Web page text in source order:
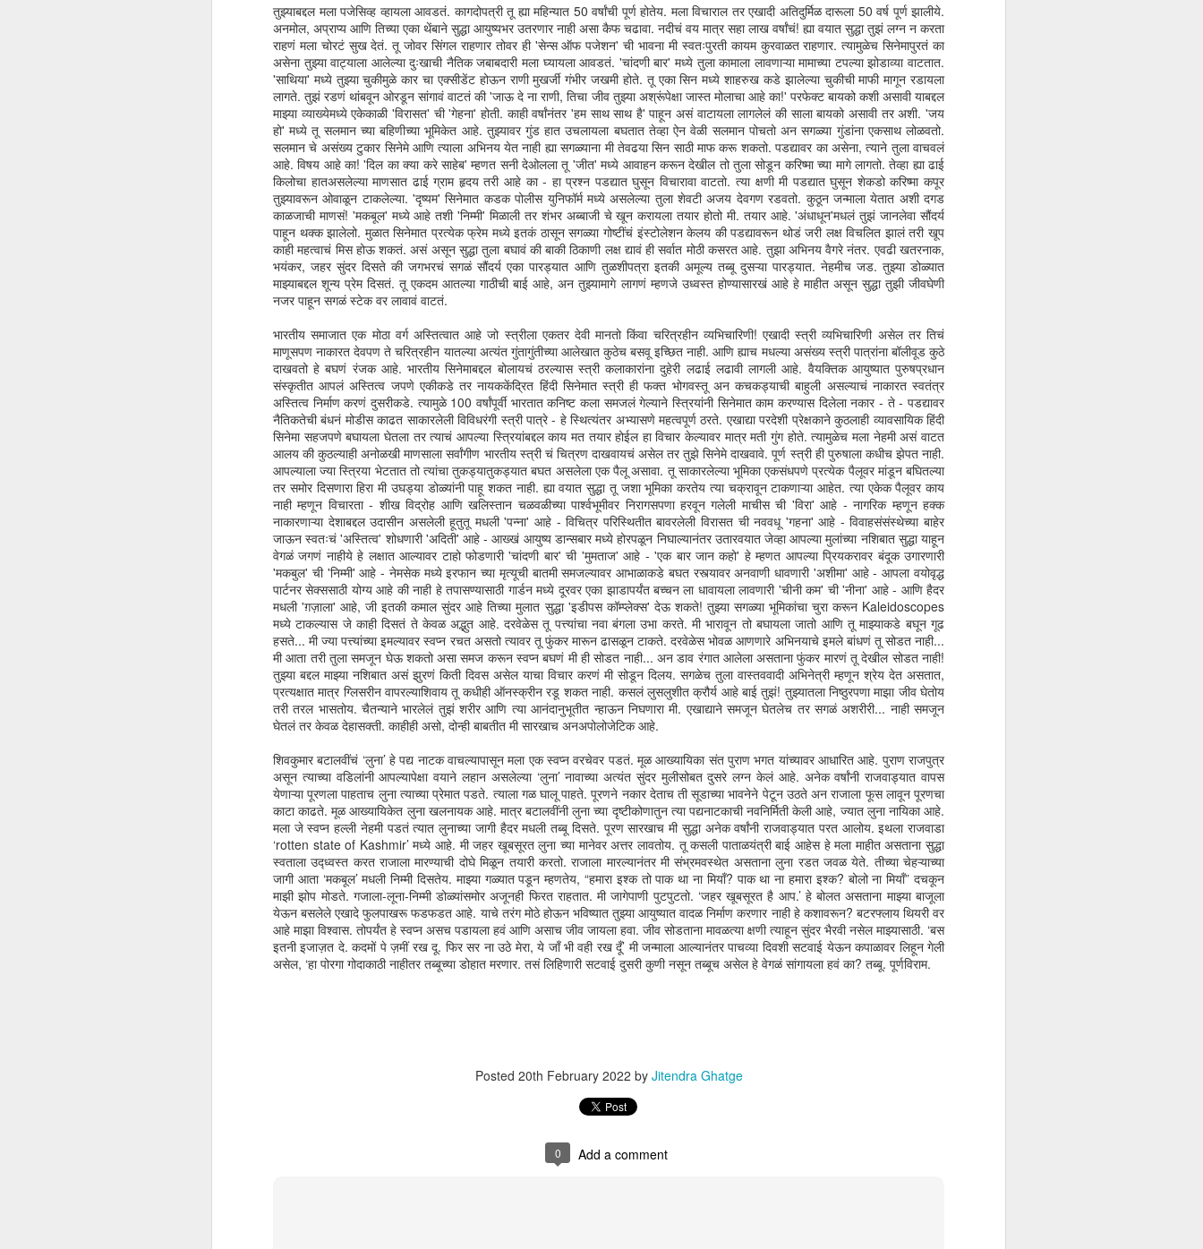
तुझ्याबद्दल मला पजेसिव्ह व्हायला आवडतं. कागदोपत्री तू ह्या महिन्यात 50 वर्षांची पूर्ण होतेय. मला विचाराल तर एखादी अतिदुर्मिळ दारूला 50 वर्ष पूर्ण झालीये.
अनमोल, अप्राप्य आणि तिच्या एका थेंबाने सुद्धा आयुष्यभर उतरणार नाही असा कैफ चढावा. नदीचं वय मात्र सहा लाख वर्षांचं! ह्या वयात सुद्धा तुझं लग्न न करता
राहणं मला चोरटं सुख देतं. तू जोवर सिंगल राहणार तोवर ही 'सेन्स ऑफ पजेशन' ची भावना मी स्वतःपुरती कायम कुरवाळत राहणार. त्यामुळेच सिनेमापुरतं का
असेना तुझ्या वाट्याला आलेल्या दुःखाची नैतिक जबाबदारी मला घ्यायला आवडतं. 'चांदणी बार' मध्ये तुला कामाला लावणाऱ्या मामाच्या टपल्या झोडाव्या वाटतात.
'साथिया' मध्ये तुझ्या चुकीमुळे कार चा एक्सीडेंट होऊन राणी मुखर्जी गंभीर जखमी होते. तू एका सिन मध्ये शाहरुख कडे झालेल्या चुकीची माफी मागून रडायला
लागते. तुझं रडणं थांबवून ओरडून सांगावं वाटतं की 'जाऊ दे ना राणी, तिचा जीव तुझ्या अश्रूंपेक्षा जास्त मोलाचा आहे का!' परफेक्ट बायको कशी असावी याबद्दल
माझ्या व्याख्येमध्ये एकेकाळी 'विरासत' ची 'गेहना' होती. काही वर्षांनंतर 'हम साथ साथ है' पाहून असं वाटायला लागलेलं की साला बायको असावी तर अशी. 'जय
हो' मध्ये तू सलमान च्या बहिणीच्या भूमिकेत आहे. तुझ्यावर गुंड हात उचलायला बघतात तेव्हा ऐन वेळी सलमान पोचतो अन सगळ्या गुंडांना एकसाथ लोळवतो.
सलमान चे असंख्य टुकार सिनेमे आणि त्याला अभिनय येत नाही ह्या सगळ्याना मी तेवढया सिन साठी माफ करू शकतो. पडद्यावर का असेना, त्याने तुला वाचवलं
आहे. विषय आहे का! 'दिल का क्या करे साहेब' म्हणत सनी देओलला तू 'जीत' मध्ये आवाहन करून देखील तो तुला सोडून करिष्मा च्या मागे लागतो. तेव्हा ह्या ढाई
किलोचा हातअसलेल्या माणसात ढाई ग्राम हृदय तरी आहे का - हा प्रश्न पडद्यात घुसून विचारावा वाटतो. त्या क्षणी मी पडद्यात घुसून शेकडो करिष्मा कपूर
तुझ्यावरून ओवाळून टाकलेल्या. 'दृष्यम' सिनेमात कडक पोलीस युनिफॉर्म मध्ये असलेल्या तुला शेवटी अजय देवगण रडवतो. कुठून जन्माला येतात अशी दगड
काळजाची माणसं! 'मकबूल' मध्ये आहे तशी 'निम्मी' मिळाली तर शंभर अब्बाजी चे खून करायला तयार होतो मी. तयार आहे. 'अंधाधून'मधलं तुझं जानलेवा सौंदर्य
पाहून थक्क झालेलो. मुळात सिनेमात प्रत्येक फ्रेम मध्ये इतकं ठासून सगळ्या गोष्टींचं इंस्टोलेशन केलय की पडद्यावरून थोडं जरी लक्ष विचलित झालं तरी खूप
काही महत्वाचं मिस होऊ शकतं. असं असून सुद्धा तुला बघावं की बाकी ठिकाणी लक्ष द्यावं ही सर्वात मोठी कसरत आहे. तुझा अभिनय वैगरे नंतर. एवढी खतरनाक,
भयंकर, जहर सुंदर दिसते की जगभरचं सगळं सौंदर्य एका पारड्यात आणि तुळशीपत्रा इतकी अमूल्य तब्बू दुसऱ्या पारड्यात. नेहमीच जड. तुझ्या डोळ्यात
माझ्याबद्दल शून्य प्रेम दिसतं. तू एकदम आतल्या गाठीची बाई आहे, अन तुझ्यामागे लागणं म्हणजे उध्वस्त होण्यासारखं आहे हे माहीत असून सुद्धा तुझी जीवघेणी
नजर पाहून सगळं स्टेक वर लावावं वाटतं.
भारतीय समाजात एक मोठा वर्ग अस्तित्वात आहे जो स्त्रीला एकतर देवी मानतो किंवा चरित्रहीन व्यभिचारिणी! एखादी स्त्री व्यभिचारिणी असेल तर तिचं
माणूसपण नाकारत देवपण ते चरित्रहीन यातल्या अत्यंत गुंतागुंतीच्या आलेखात कुठेच बसवू इच्छित नाही. आणि ह्याच मधल्या असंख्य स्त्री पात्रांना बॉलीवूड कुठे
दाखवतो हे बघणं रंजक आहे. भारतीय सिनेमाबद्दल बोलायचं ठरल्यास स्त्री कलाकारांना दुहेरी लढाई लढावी लागली आहे. वैयक्तिक आयुष्यात पुरुषप्रधान
संस्कृतीत आपलं अस्तित्व जपणे एकीकडे तर नायककेंद्रित हिंदी सिनेमात स्त्री ही फक्त भोगवस्तू अन कचकड्याची बाहुली असल्याचं नाकारत स्वतंत्र
अस्तित्व निर्माण करणं दुसरीकडे. त्यामुळे 100 वर्षांपूर्वी भारतात कनिष्ट कला समजलं गेल्याने स्त्रियांनी सिनेमात काम करण्यास दिलेला नकार - ते - पडद्यावर
नैतिकतेची बंधनं मोडीस काढत साकारलेली विविधरंगी स्त्री पात्रे - हे स्थित्यंतर अभ्यासणे महत्वपूर्ण ठरते. एखाद्या परदेशी प्रेक्षकाने कुठलाही व्यावसायिक हिंदी
सिनेमा सहजपणे बघायला घेतला तर त्याचं आपल्या स्त्रियांबद्दल काय मत तयार होईल हा विचार केल्यावर मात्र मती गुंग होते. त्यामुळेच मला नेहमी असं वाटत
आलय की कुठल्याही अनोळखी माणसाला सर्वांगीण भारतीय स्त्री चं चित्रण दाखवायचं असेल तर तुझे सिनेमे दाखवावे. पूर्ण स्त्री ही पुरुषाला कधीच झेपत नाही.
आपल्याला ज्या स्त्रिया भेटतात तो त्यांचा तुकड्यातुकड्यात बघत असलेला एक पैलू असावा. तू साकारलेल्या भूमिका एकसंधपणे प्रत्येक पैलूवर मांडून बघितल्या
तर समोर दिसणारा हिरा मी उघड्या डोळ्यांनी पाहू शकत नाही. ह्या वयात सुद्धा तू जशा भूमिका करतेय त्या चक्रावून टाकणाऱ्या आहेत. त्या एकेक पैलूवर काय
नाही म्हणून विचारता - शीख विद्रोह आणि खलिस्तान चळवळीच्या पार्श्वभूमीवर निरागसपणा हरवून गलेली माचीस ची 'विरा' आहे - नागरिक म्हणून हक्क
नाकारणाऱ्या देशाबद्दल उदासीन असलेली हूतुतू मधली 'पन्ना' आहे - विचित्र परिस्थितीत बावरलेली विरासत ची नववधू 'गहना' आहे - विवाहसंसंस्थेच्या बाहेर
जाऊन स्वतःचं 'अस्तित्व' शोधणारी 'अदिती' आहे - आख्खं आयुष्य डान्सबार मध्ये होरपळून निघाल्यानंतर उतारवयात जेव्हा आपल्या मुलांच्या नशिबात सुद्धा याहून
वेगळं जगणं नाहीये हे लक्षात आल्यावर टाहो फोडणारी 'चांदणी बार' ची 'मुमताज' आहे - 'एक बार जान कहो' हे म्हणत आपल्या प्रियकरावर बंदूक उगारणारी
'मकबुल' ची 'निम्मी' आहे - नेमसेक मध्ये इरफान च्या मृत्यूची बातमी समजल्यावर आभाळाकडे बघत रस्त्यावर अनवाणी धावणारी 'अशीमा' आहे - आपला वयोवृद्ध
पार्टनर सेक्ससाठी योग्य आहे की नाही हे तपासण्यासाठी गार्डन मध्ये दूरवर एका झाडापर्यंत बच्चन ला धावायला लावणारी 'चीनी कम' ची 'नीना' आहे - आणि हैदर
मधली 'ग़ज़ाला' आहे, जी इतकी कमाल सुंदर आहे तिच्या मुलात सुद्धा 'इडीपस कॉम्प्लेक्स' देऊ शकते! तुझ्या सगळ्या भूमिकांचा चुरा करून Kaleidoscopes
मध्ये टाकल्यास जे काही दिसतं ते केवळ अद्भुत आहे. दरवेळेस तू पत्त्यांचा नवा बंगला उभा करते. मी भारावून तो बघायला जातो आणि तू माझ्याकडे बघून गूढ
हसते... मी ज्या पत्त्यांच्या इमल्यावर स्वप्न रचत असतो त्यावर तू फुंकर मारून ढासळून टाकते. दरवेळेस भोवळ आणणारे अभिनयाचे इमले बांधणं तू सोडत नाही...
मी आता तरी तुला समजून घेऊ शकतो असा समज करून स्वप्न बघणं मी ही सोडत नाही... अन डाव रंगात आलेला असताना फुंकर मारणं तू देखील सोडत नाही!
तुझ्या बद्दल माझ्या नशिबात असं झुरणं किती दिवस असेल याचा विचार करणं मी सोडून दिलय. सगळेच तुला वास्तववादी अभिनेत्री म्हणून श्रेय देत असतात,
प्रत्यक्षात मात्र ग्लिसरीन वापरल्याशिवाय तू कधीही ऑनस्क्रीन रडू शकत नाही. कसलं लुसलुशीत क्रौर्य आहे बाई तुझं! तुझ्यातला निष्ठुरपणा माझा जीव घेतोय
तरी तरल भासतोय. चैतन्याने भारलेलं तुझं शरीर आणि त्या आनंदानुभूतीत न्हाऊन निघणारा मी. एखाद्याने समजून घेतलेच तर सगळं अशरीरी... नाही समजून
घेतलं तर केवळ देहासक्ती. काहीही असो, दोन्ही बाबतीत मी सारखाच अनअपोलोजेटिक आहे.
शिवकुमार बटालवींचं ‘लुना’ हे पद्य नाटक वाचल्यापासून मला एक स्वप्न वरचेवर पडतं. मूळ आख्यायिका संत पुराण भगत यांच्यावर आधारित आहे. पुराण राजपुत्र
असून त्याच्या वडिलांनी आपल्यापेक्षा वयाने लहान असलेल्या ‘लुना’ नावाच्या अत्यंत सुंदर मुलीसोबत दुसरे लग्न केलं आहे. अनेक वर्षांनी राजवाड्यात वापस
येणाऱ्या पूरणला पाहताच लुना त्याच्या प्रेमात पडते. त्याला गळ घालू पाहते. पूरणने नकार देताच ती सूडाच्या भावनेने पेटून उठते अन राजाला फूस लावून पूरणचा
काटा काढते. मूळ आख्यायिकेत लुना खलनायक आहे. मात्र बटालवींनी लुना च्या दृष्टीकोणातुन त्या पद्यनाटकाची नवनिर्मिती केली आहे, ज्यात लुना नायिका आहे.
मला जे स्वप्न हल्ली नेहमी पडतं त्यात लुनाच्या जागी हैदर मधली तब्बू दिसते. पूरण सारखाच मी सुद्धा अनेक वर्षांनी राजवाड्यात परत आलोय. इथला राजवाडा
‘rotten state of Kashmir’ मध्ये आहे. मी जहर खूबसूरत लुना च्या मानेवर अत्तर लावतोय. तू कसली पाताळयंत्री बाई आहेस हे मला माहीत असताना सुद्धा
स्वताला उद्ध्वस्त करत राजाला मारण्याची दोघे मिळून तयारी करतो. राजाला मारल्यानंतर मी संभ्रमवस्थेत असताना लुना रडत जवळ येते. तीच्या चेहऱ्याच्या
जागी आता ‘मकबूल’ मधली निम्मी दिसतेय. माझ्या गळ्यात पडून म्हणतेय, “हमारा इश्क तो पाक था ना मियाँ? पाक था ना हमारा इश्क? बोलो ना मियाँ” दचकून
माझी झोप मोडते. गजाला-लूना-निम्मी डोळ्यांसमोर अजूनही फिरत राहतात. मी जागेपाणी पुटपुटतो. ‘जहर खूबसूरत है आप.’ हे बोलत असताना माझ्या बाजूला
येऊन बसलेले एखादे फुलपाखरू फडफडत आहे. याचे तरंग मोठे होऊन भविष्यात तुझ्या आयुष्यात वादळ निर्माण करणार नाही हे कशावरून? बटरफ्लाय थियरी वर
आहे माझा विश्वास. तोपर्यंत हे स्वप्न असच पडायला हवं आणि असाच जीव जायला हवा. जीव सोडताना मावळत्या क्षणी त्याहून सुंदर भैरवी नसेल माझ्यासाठी. ‘बस
इतनी इजाज़त दे. कदमों पे ज़मीं रख दू. फिर सर ना उठे मेरा, ये जाँ भी वही रख दूँ’ मी जन्माला आल्यानंतर पाचव्या दिवशी सटवाई येऊन कपाळावर लिहून गेली
असेल, ‘हा पोरगा गोदाकाठी नाहीतर तब्बूच्या डोहात मरणार. तसं लिहिणारी सटवाई दुसरी कुणी नसून तब्बूच असेल हे वेगळं सांगायला हवं का? तब्बू. पूर्णविराम.
Posted 20th February 2022 by Jitendra Ghatge
0 Add a comment
FEB
20
गहराइयां
परवाची रात्र मी कधीच विसरू शकणार नाहीये. कधीच नाही. ‘गहराइयां’ सिनेमाच्या
शेवटच्या काही मिनिटात माझा श्वास कोंडला होता. मी देखील आता फार क्षण टिकाव
धरू शकणार नाहीये याची जाणीव झाली होती. सिनेमातल्या अलिशाच्या आणि माझ्या भावावस्थेचे
काय करायचे हे मला खरच कळत नव्हते. तेव्हाही नाही अन आताही. न आवरता येणारा हुंदका
फार प्यूअर असतो. मी तो गिळायला शिकलो त्याच दिवशी माझ्यातला विशुद्धपणा संपलेला. हे
आज काय विपरीत. ग़नीमत ये है की उस रात मैंने कुछ लिखा नहीं. रात्र सगळं बघत असते.
एकूणएक सिक्रेट तिला माहीत.
FEB
20
तब्बू
तब्बू. एवढा एकच शब्द लिहून पूर्णविराम द्यावा. त्या नावाच्या मागे किंवा पुढे काहीही लिहू
नये. शब्दांच्या, भाषेच्या मर्यादेची जाणीव नव्याने होत राहणार. अर्थात त्याची आता सवय
झाली आहे. एखाद्या प्राचीन अद्वितीय शिल्पाच्या बाजूला त्याचं कौतुक करणारा शिलालेख
लिहिण्याचा अरसिकपणा कुणी करू नये. मी हा फाटका पताका लावून वेगळं काय करणार?
मात्र तिच्याबद्दल असणाऱ्या आकर्षणाचा अदमास घेत राहणे हा माझ्यासाठी अखंड अस्वस्थता
शमवण्याचा तात्पुरता उपाय आहे. निरर्थक तरीही तितकाच गरजेचा.
DEC
1
माझी मैना गावावर राहिली
डोक्यातल्या अनेक प्रतलात साचलेला गुंता नेमका उलगडून मांडता न येणे हि माणसाला
मिळालेली सगळ्यात मोठी देणगी आहे. मांडला तरी समोरचा त्याला हवं ते इंटरप्रेट
करणार. आणि तंतोतत तसच कळलं तरी सुद्धा किती वाईट. समजूच नये कुणाला. इंटरप्रीटेशन
हा तर आयच्या गावात गंडलेला प्रकार आहे. अगदी माझ्यासारख्याच असणाऱ्या माझ्या एका
मित्राला ‘तू जहा जहा चलेगा, मेरा साया साथ होगा’ हे आईने मुलासाठी गायलेलं गाणं वाटतं.
आई नाहीये त्याला.
कसम पैदा करने वाले की
मघाशी 'Whiplash' चा एक सिन बघताना क्लास मधल्या एका शिक्षकाची आठवण आली. क्लास म्हणजे प्रायव्हेट ट्युशन. शिकवणी.
आठवण म्हणजे खउट निब्बर नकोशी आठवण. Whiplash चा संबंध फक्त रूथलेस शिक्षक ह्या अर्थाने. सिनेमात सिमन्स ने अजरामर
केलेला टेरेन्स फ्लेचर ग्रेट टीचर आहे. जीव जाईस्तोवर अपमान करणारा शिक्षक कधीही चालला असता, जर तो फ्लेचर असता. मला ज्या सरांची
आठवण येतेय त्यांचं नाव आता लक्षात नाही. नाशिकच्या कुणाला काही संदर्भ लागले तर इथे टॅग करा. काही हिशेब चुकते करायचे आहेत.
DEC
1
कर्णण : 'बहिष्कृतांचे महाभारत'
हातातल्या कोरड्याने स्वतःच्या शरीरावर रट्टे ओढणाऱ्या पोतराजला बघून दार लावून
घेण्याची अनेकांना सवय असते. हरकत नाही. दार चालू-बंद ठेवण्याच्या निवडीचे
स्वातंत्र्य आपल्याकडे असते. तुम्ही जर हे दार लावून घेणाऱ्यांपैकी एक असाल तर ‘कर्णण’
बघण्याचा निर्णय काळजीपूर्वक घ्या. कारण भाबड्या आशावादावर तुमचा पिंड पोसला असेल तर
‘कर्णण’ पाहताना पोतराजचा पट्टा स्वतावर ओढून घेऊन आत्मक्लेश करून घेण्याइतपत वेदना
तुम्हाला होऊ शकते. सिनेमा पुढे जातो तसं हे कोरडे वाढत जातात अन जीवघेणी बोचणी तीक्ष्ण
होत जाते.
DEC नदीम-श्रवण-समीर
केवढे उपकार. प्रत्येक माणूस एकटा आणि त्याच्या वाटेला आलेल्या वेदना सुद्धा त्याच्यापाशीच.